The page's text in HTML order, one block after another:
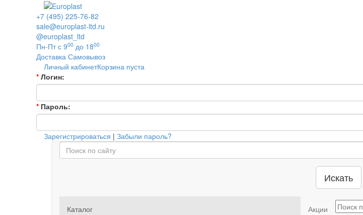
+7 (495) 225-76-82
sale@europlast-ltd.ru
@europlast_ltd
Пн-Пт с 900 до 1800
Доставка Самовывоз
Личный кабинетКорзина пуста
* Логин:
* Пароль:
Зарегистрироваться | Забыли пароль?
Искать
Каталог
Акции